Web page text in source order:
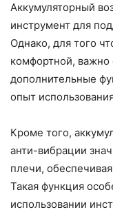
Аккумуляторный
инструмент для
Однако, для того
комфортной, важно
дополнительные
опыт
Кроме того,
анти-вибрации
плечи,
Такая функция
использовании